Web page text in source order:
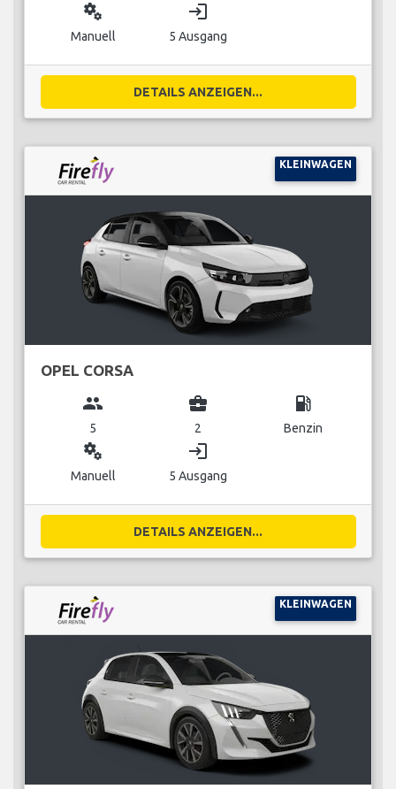
miscellaneous_services
Manuell
login
5 Ausgang
DETAILS ANZEIGEN...
KLEINWAGEN
OPEL CORSA
group
5
business_center
2
local_gas_station
Benzin
miscellaneous_services
Manuell
login
5 Ausgang
DETAILS ANZEIGEN...
KLEINWAGEN